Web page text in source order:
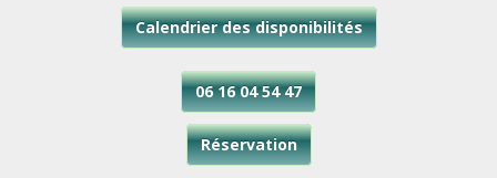
Calendrier des disponibilités
06 16 04 54 47
Réservation